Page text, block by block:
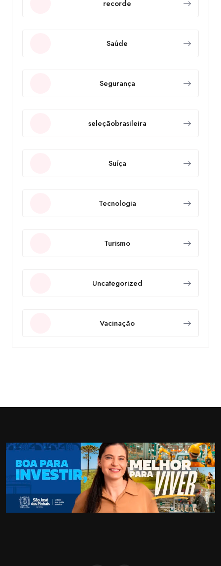
recorde
Saúde
Segurança
seleçãobrasileira
Suíça
Tecnologia
Turismo
Uncategorized
Vacinação